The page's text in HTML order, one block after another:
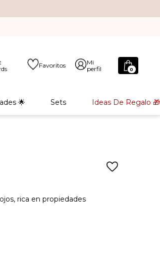
Favoritos
Mi
perfil
0
🌟 Sets Ideas De Regalo 🎁
rica en propiedades